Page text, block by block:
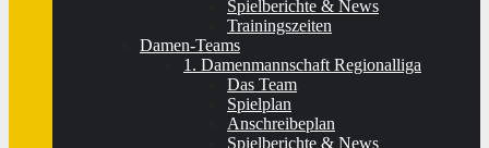
Spielberichte & News
Trainingszeiten
Damen-Teams
1. Damenmannschaft Regionalliga
Das Team
Spielplan
Anschreibeplan
Spielberichte & News